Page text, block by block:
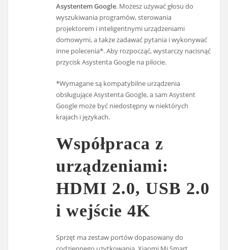
Asystentem Google. Możesz używać głosu do
wyszukiwania programów, sterowania
projektorem i inteligentnymi urządzeniami
domowymi, a także zadawać pytania i wykonywać
inne polecenia*. Aby rozpocząć, wystarczy nacisnąć
przycisk Asystenta Google na pilocie.
*Wymagane są kompatybilne urządzenia
obsługujące Asystenta Google, a sam Asystent
Google może być niedostępny w niektórych
krajach i językach.
Współpraca z
urządzeniami:
HDMI 2.0, USB 2.0
i wejście 4K
Sprzęt ma zestaw portów dopasowany do